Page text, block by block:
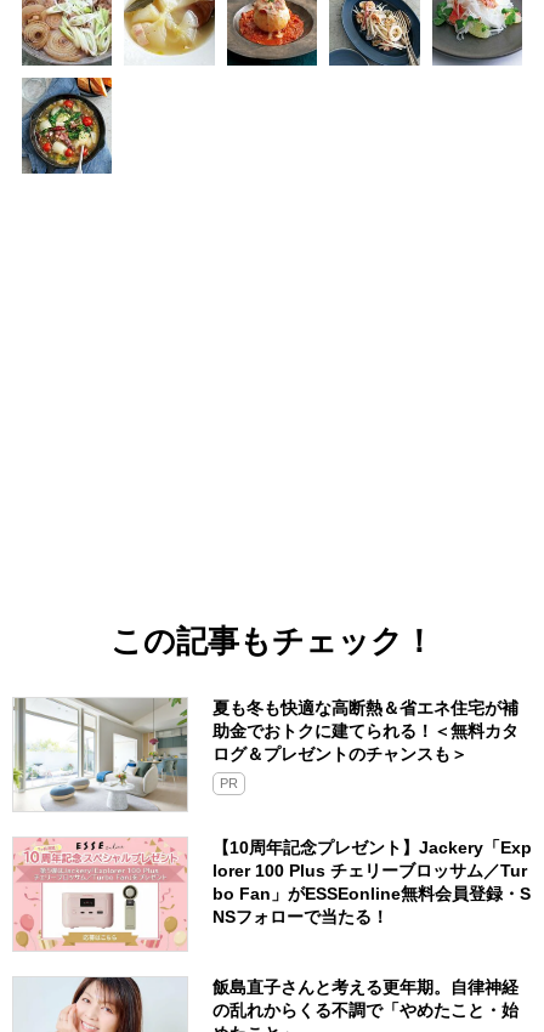
この記事もチェック！
夏も冬も快適な高断熱＆省エネ住宅が補
助金でおトクに建てられる！＜無料カタ
ログ＆プレゼントのチャンスも＞
PR
【10周年記念プレゼント】Jackery「Exp
lorer 100 Plus チェリーブロッサム／Tur
bo Fan」がESSEonline無料会員登録・S
NSフォローで当たる！
飯島直子さんと考える更年期。自律神経
の乱れからくる不調で「やめたこと・始